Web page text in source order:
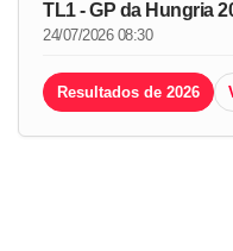
TL1 - GP da Hungria
24/07/2026 08:30
Resultados de 2026